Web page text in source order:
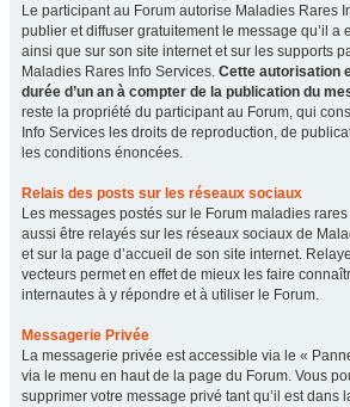
Le participant au Forum autorise Maladies Rares
publier et diffuser gratuitement le message qu’il a
ainsi que sur son site internet et sur les supports
Maladies Rares Info Services. Cette autorisation
durée d’un an à compter de la publication du
reste la propriété du participant au Forum, qui
Info Services les droits de reproduction, de
les conditions énoncées.
Relais des posts sur les réseaux sociaux
Les messages postés sur le Forum maladies
aussi être relayés sur les réseaux sociaux de
et sur la page d’accueil de son site internet.
vecteurs permet en effet de mieux les faire
internautes à y répondre et à utiliser le Forum.
Messagerie Privée
La messagerie privée est accessible via le «
via le menu en haut de la page du Forum. Vous
supprimer votre message privé tant qu’il est dans